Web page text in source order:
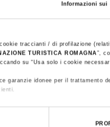
Informazioni sui
traccianti / di profilazione
TURISTICA ROMAGNA ”,
su “Usa solo i cookie
garanzie idonee per il trattamento
ogni tiro il golfista
le buche è
, benefiche